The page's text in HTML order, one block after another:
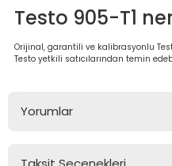
Testo 905-T1
Orijinal, garantili ve kalibrasyonlu
Testo yetkili satıcılarından temin
Yorumlar